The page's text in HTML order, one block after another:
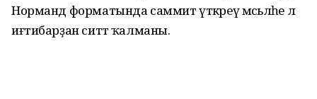
Норманд форматында саммит үткәреү мәсьәләһе лә
иғтибарҙан ситтә ҡалманы.